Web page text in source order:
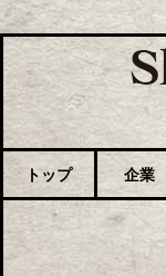
トップ 企業